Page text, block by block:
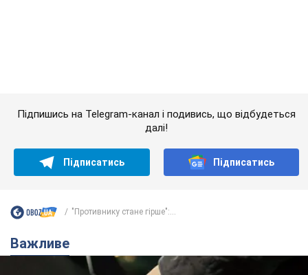
АЗС "готуються" до суттєвого підвищення цін:
українцям розповіли, чого очікувати